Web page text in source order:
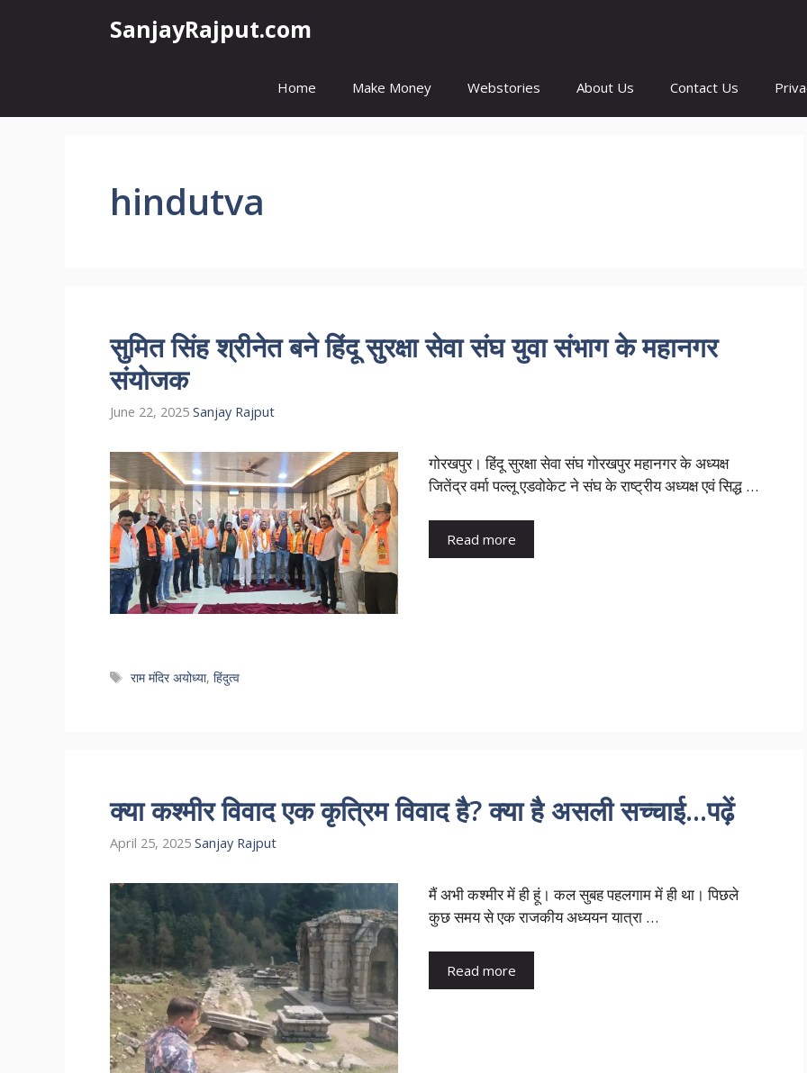
SanjayRajput.com
Home Make Money Webstories About Us Contact Us
hindutva
सुमित सिंह श्रीनेत बने हिंदू सुरक्षा सेवा संघ युवा संभाग के महानगर
संयोजक
June 22, 2025 Sanjay Rajput
गोरखपुर। हिंदू सुरक्षा सेवा संघ गोरखपुर महानगर के अध्यक्ष
जितेंद्र वर्मा पल्लू एडवोकेट ने संघ के राष्ट्रीय अध्यक्ष एवं सिद्ध …
Read more
Tags
राम मंदिर अयोध्या,हिंदुत्व
क्या कश्मीर विवाद एक कृत्रिम विवाद है? क्या है असली सच्चाई…पढ़ें
April 25, 2025 Sanjay Rajput
मैं अभी कश्मीर में ही हूं। कल सुबह पहलगाम में ही था। पिछले
कुछ समय से एक राजकीय अध्ययन यात्रा …
Read more